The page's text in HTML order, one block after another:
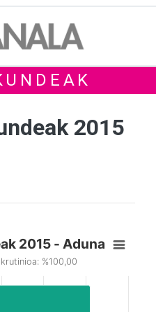
2015
2015 - Aduna
%100,00